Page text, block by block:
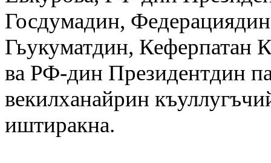
Госдумадин,
Гьукуматдин, Кеферпатан
ва РФ-дин Президентдин
векилханайрин
иштиракна.